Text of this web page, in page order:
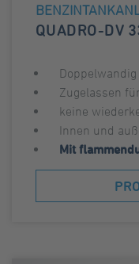
QUADRO-DV
Zugelassen
keine
Innen und
Mit